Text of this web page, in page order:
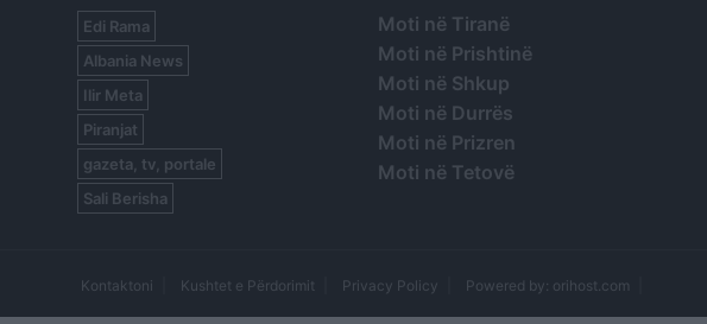
Edi Rama
Albania News
Ilir Meta
Piranjat
gazeta, tv, portale
Sali Berisha
Moti në Tiranë
Moti në Prishtinë
Moti në Shkup
Moti në Durrës
Moti në Prizren
Moti në Tetovë
Kontaktoni Kushtet e Përdorimit Privacy Policy Powered by: orihost.com